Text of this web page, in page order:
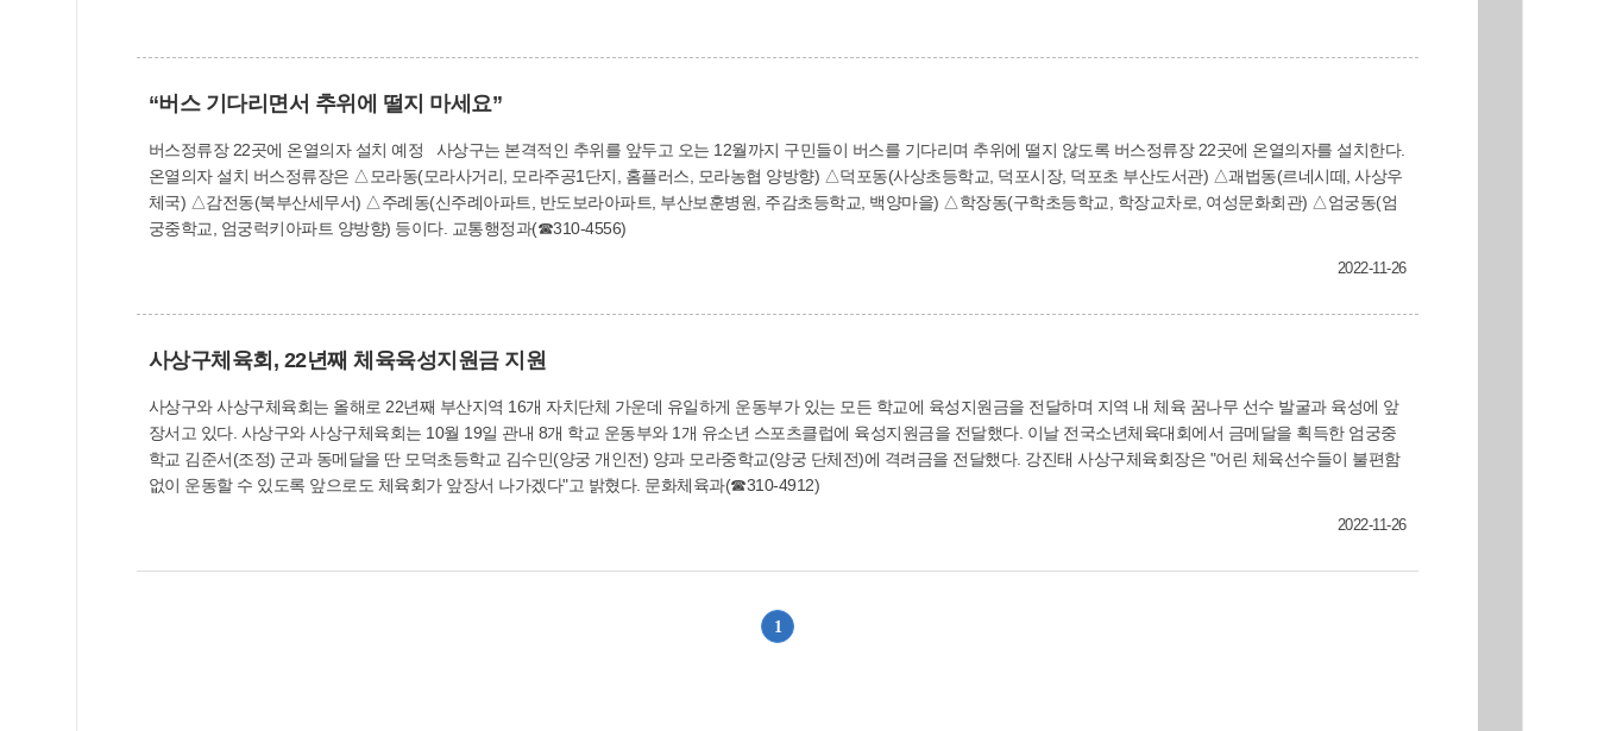
“버스 기다리면서 추위에 떨지 마세요”
버스정류장 22곳에 온열의자 설치 예정 사상구는 본격적인 추위를 앞두고 오는 12월까지 구민들이 버스를 기다리며 추위에 떨지 않도록 버스정류장 22곳에 온열의자를 설치한다.
온열의자 설치 버스정류장은 △모라동(모라사거리, 모라주공1단지, 홈플러스, 모라농협 양방향) △덕포동(사상초등학교, 덕포시장, 덕포초 부산도서관) △괘법동(르네시떼, 사상우
체국) △감전동(북부산세무서) △주례동(신주례아파트, 반도보라아파트, 부산보훈병원, 주감초등학교, 백양마을) △학장동(구학초등학교, 학장교차로, 여성문화회관) △엄궁동(엄
궁중학교, 엄궁럭키아파트 양방향) 등이다. 교통행정과(☎310-4556)
2022-11-26
사상구체육회, 22년째 체육육성지원금 지원
사상구와 사상구체육회는 올해로 22년째 부산지역 16개 자치단체 가운데 유일하게 운동부가 있는 모든 학교에 육성지원금을 전달하며 지역 내 체육 꿈나무 선수 발굴과 육성에 앞
장서고 있다. 사상구와 사상구체육회는 10월 19일 관내 8개 학교 운동부와 1개 유소년 스포츠클럽에 육성지원금을 전달했다. 이날 전국소년체육대회에서 금메달을 획득한 엄궁중
학교 김준서(조정) 군과 동메달을 딴 모덕초등학교 김수민(양궁 개인전) 양과 모라중학교(양궁 단체전)에 격려금을 전달했다. 강진태 사상구체육회장은 "어린 체육선수들이 불편함
없이 운동할 수 있도록 앞으로도 체육회가 앞장서 나가겠다"고 밝혔다. 문화체육과(☎310-4912)
2022-11-26
1